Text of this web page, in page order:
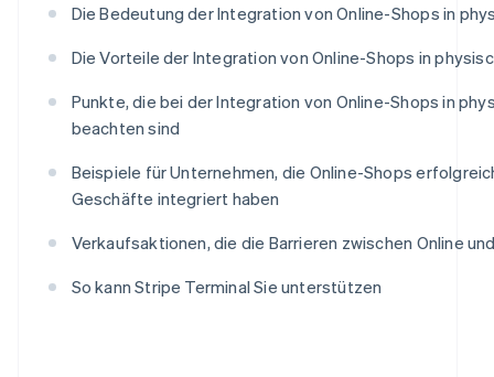
Die Bedeutung der Integration von Online-Shops in
Die Vorteile der Integration von Online-Shops in
Punkte, die bei der Integration von Online-Shops in
beachten sind
Beispiele für Unternehmen, die Online-Shops
Geschäfte integriert haben
Verkaufsaktionen, die die Barrieren zwischen Online
So kann Stripe Terminal Sie unterstützen